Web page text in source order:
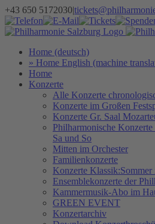
Zum
Inhalt
springen
+43 650 5172030|
Facebook
YouTube
Instagram
Telefon
E-
Mail
Tickets Spenden
Home (deutsch)
» Home English (machine
Home
Konzerte
Alle Konzerte
Konzerte im Großen
Konzerte Gr. Saal
Philharmonische
Sa und So
Mitten im Orchester
Familienkonzerte
Konzerte Klassik:Sommer
Ensemblekonzerte der
Kammermusik-Abo im
GREEN EVENT
Konzertarchiv